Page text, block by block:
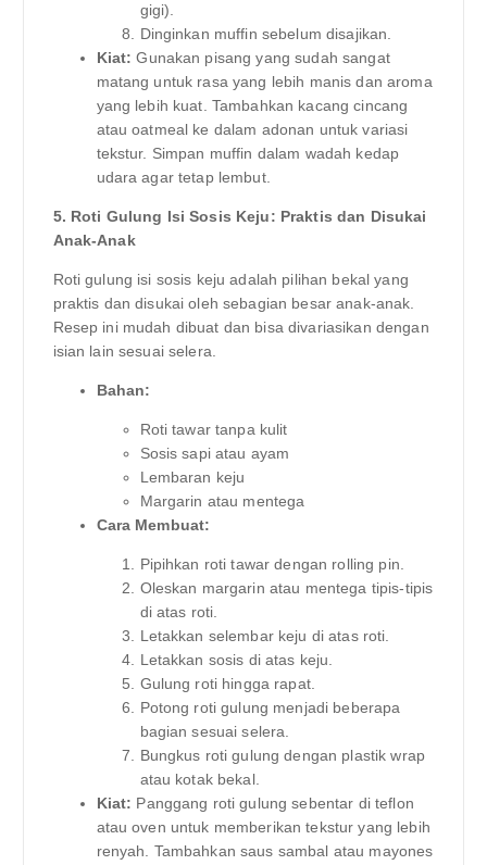
gigi).
Dinginkan muffin sebelum disajikan.
Kiat: Gunakan pisang yang sudah sangat
matang untuk rasa yang lebih manis dan aroma
yang lebih kuat. Tambahkan kacang cincang
atau oatmeal ke dalam adonan untuk variasi
tekstur. Simpan muffin dalam wadah kedap
udara agar tetap lembut.
5. Roti Gulung Isi Sosis Keju: Praktis dan Disukai
Anak-Anak
Roti gulung isi sosis keju adalah pilihan bekal yang
praktis dan disukai oleh sebagian besar anak-anak.
Resep ini mudah dibuat dan bisa divariasikan dengan
isian lain sesuai selera.
Bahan:
Roti tawar tanpa kulit
Sosis sapi atau ayam
Lembaran keju
Margarin atau mentega
Cara Membuat:
Pipihkan roti tawar dengan rolling pin.
Oleskan margarin atau mentega tipis-tipis
di atas roti.
Letakkan selembar keju di atas roti.
Letakkan sosis di atas keju.
Gulung roti hingga rapat.
Potong roti gulung menjadi beberapa
bagian sesuai selera.
Bungkus roti gulung dengan plastik wrap
atau kotak bekal.
Kiat: Panggang roti gulung sebentar di teflon
atau oven untuk memberikan tekstur yang lebih
renyah. Tambahkan saus sambal atau mayones